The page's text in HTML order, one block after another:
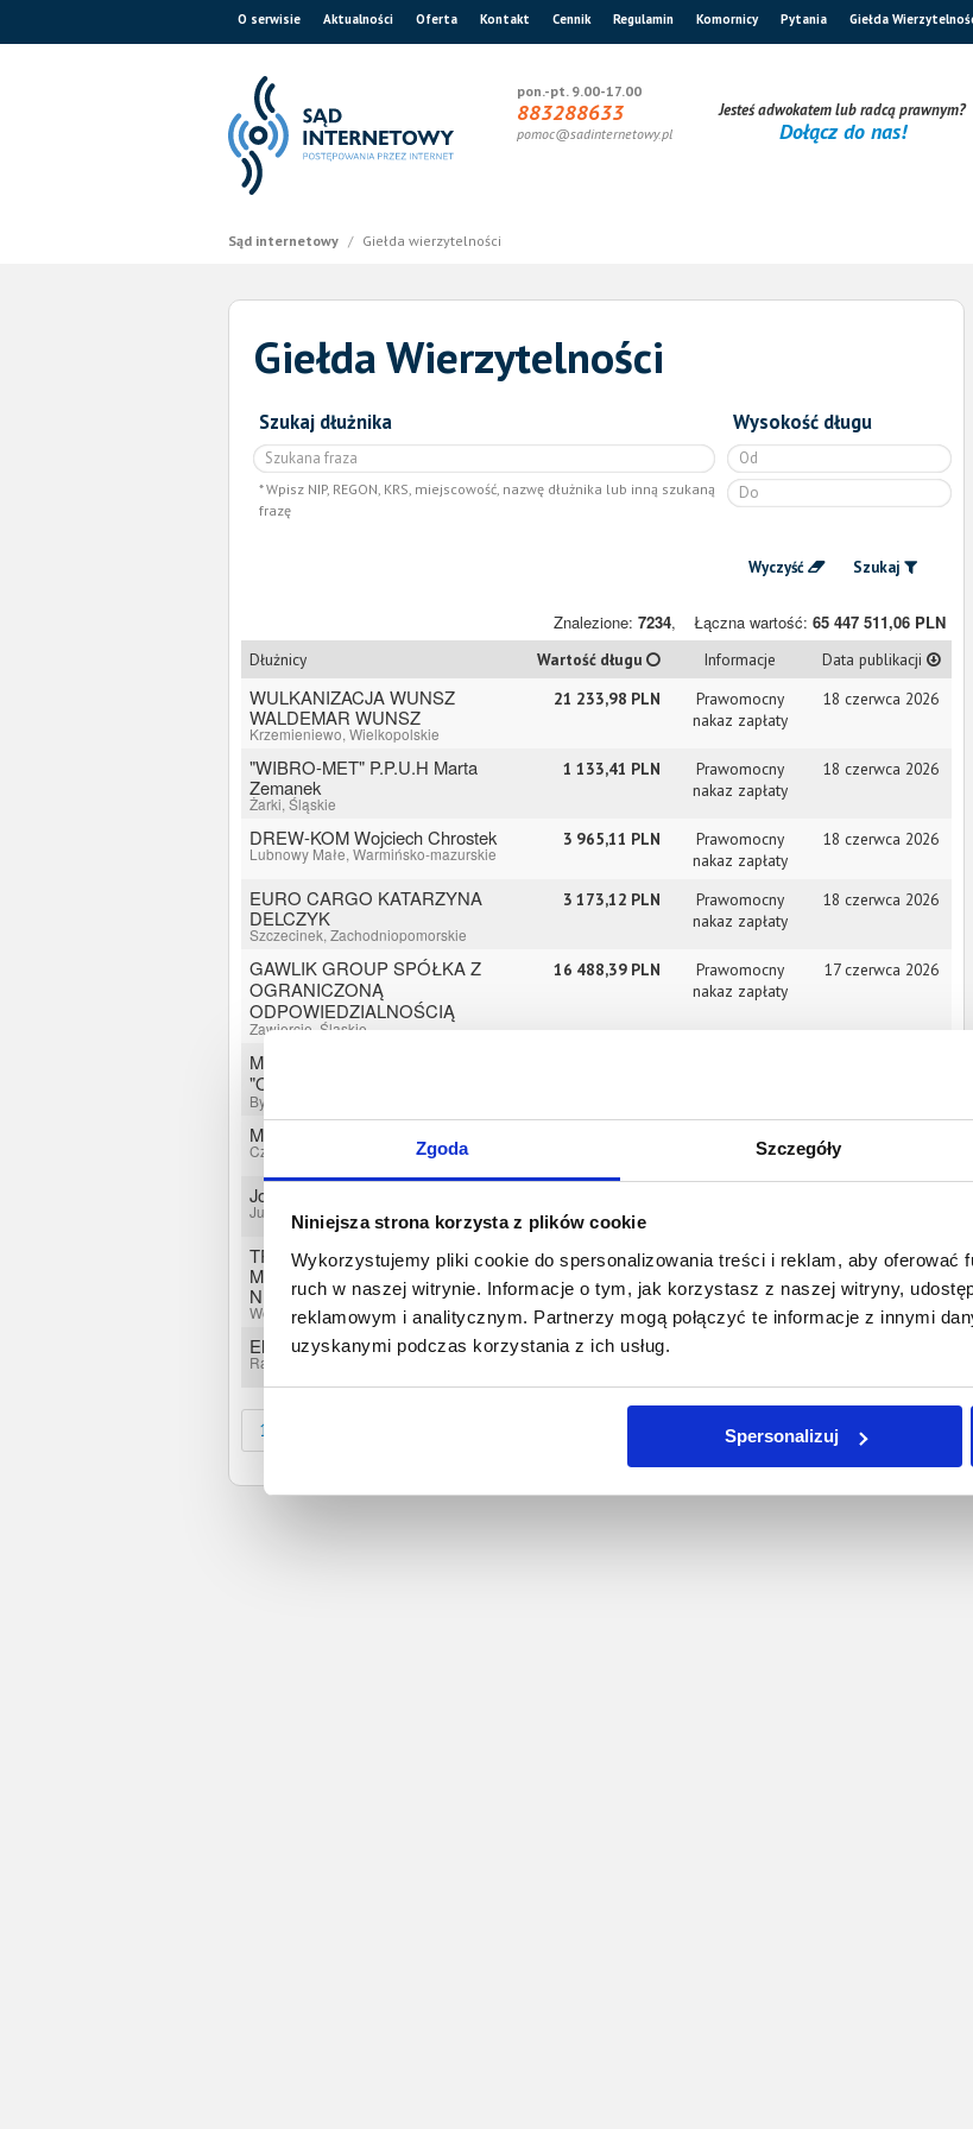
Zgoda Szczegóły
Niniejsza strona korzysta z plików cookie
Wykorzystujemy pliki cookie do spersonalizowania treści i reklam, aby oferować
ruch w naszej witrynie. Informacje o tym, jak korzystasz z naszej witryny,
reklamowym i analitycznym. Partnerzy mogą połączyć te informacje z innymi
uzyskanymi podczas korzystania z ich usług.
Spersonalizuj
O serwisie Aktualności Oferta Kontakt Cennik Regulamin Komornicy Pytania Giełda
pon.-pt. 9.00-17.00
883288633
pomoc@sadinternetowy.pl
Jesteś adwokatem lub radcą prawnym?
Dołącz do nas!
Sąd internetowy / Giełda wierzytelności
Giełda Wierzytelności
Szukaj dłużnika
Wpisz NIP, REGON, KRS, miejscowość, nazwę dłużnika lub inną szukaną
frazę
Wysokość długu
Wyczyść Szukaj
Znalezione: 7234, Łączna wartość: 65 447 511,06 PLN
Dłużnicy Wartość długu Informacje Data publikacji
WULKANIZACJA WUNSZ
WALDEMAR WUNSZ
Krzemieniewo, Wielkopolskie
21 233,98 PLN
Prawomocny
nakaz zapłaty
18 czerwca 2026
"WIBRO-MET" P.P.U.H Marta
Zemanek
Żarki, Śląskie
1 133,41 PLN
Prawomocny
nakaz zapłaty
18 czerwca 2026
DREW-KOM Wojciech Chrostek
Lubnowy Małe, Warmińsko-mazurskie
3 965,11 PLN
Prawomocny
nakaz zapłaty
18 czerwca 2026
EURO CARGO KATARZYNA
DELCZYK
Szczecinek, Zachodniopomorskie
3 173,12 PLN
Prawomocny
nakaz zapłaty
18 czerwca 2026
GAWLIK GROUP SPÓŁKA Z
OGRANICZONĄ
ODPOWIEDZIALNOŚCIĄ
Zawiercie, Śląskie
16 488,39 PLN
Prawomocny
nakaz zapłaty
17 czerwca 2026
MIEJSKI KLUB SPORTOWY
"ODRA"
Bytom Odrzański, Lubuskie
MDT-Express Dawid Tasior
Czarna, Podkarpackie
nakaz zapłaty
16 czerwca 2026
Joanna Maria Kocoń
Julianów, Mazowieckie
TRANSPORT
MIĘDZYNARODOWY RAFAŁ
NIJAK
Wójcice, Łódzkie
4 845,57 PLN
Prawomocny
nakaz zapłaty
14 czerwca 2026
Elżbieta Damiza
Rawa Mazowiecka, Łódzkie
4 494,93 PLN
1